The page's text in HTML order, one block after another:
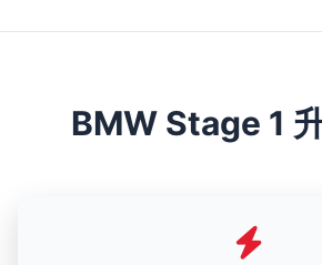
BMW Stage 1